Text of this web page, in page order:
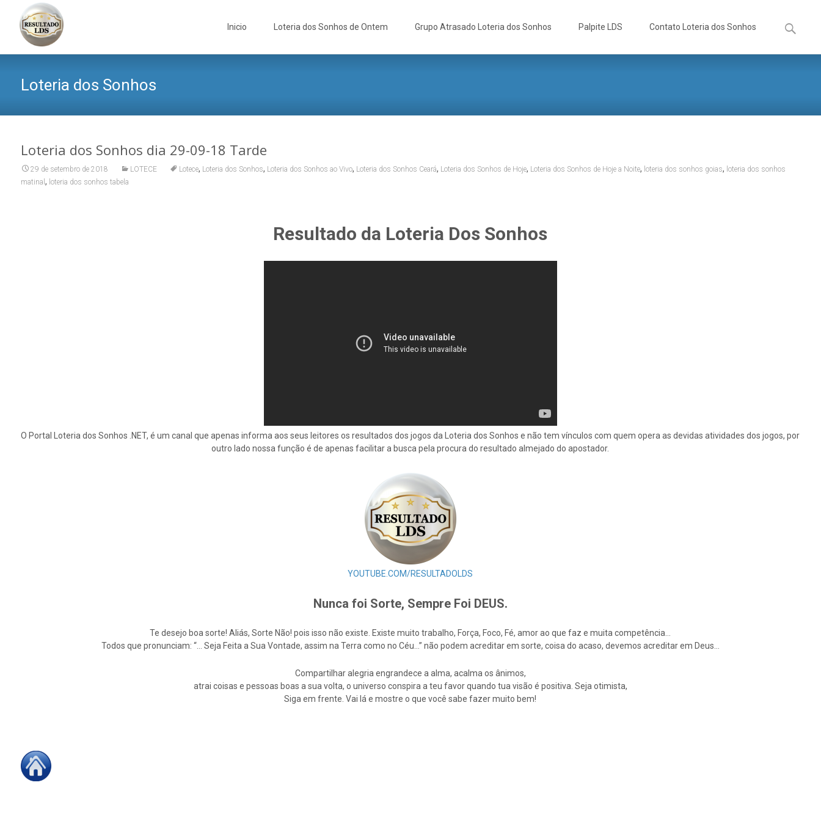
Inicio Loteria dos Sonhos de Ontem Grupo Atrasado Loteria dos Sonhos Palpite LDS Contato Loteria dos Sonhos
por:
Loteria dos Sonhos
Loteria dos Sonhos dia 29-09-18 Tarde
29 de setembro de 2018 LOTECE Lotece, Loteria dos Sonhos, Loteria dos Sonhos ao Vivo, Loteria dos Sonhos Ceará, Loteria dos Sonhos de Hoje, Loteria dos Sonhos de Hoje a Noite, loteria dos sonhos goias, loteria dos sonhos
matinal , loteria dos sonhos tabela
Resultado da Loteria Dos Sonhos
O Portal Loteria dos Sonhos .NET, é um canal que apenas informa aos seus leitores os resultados dos jogos da Loteria dos Sonhos e não tem vínculos com quem opera as devidas atividades dos jogos, por
outro lado nossa função é de apenas facilitar a busca pela procura do resultado almejado do apostador.
YOUTUBE.COM/RESULTADOLDS
Nunca foi Sorte, Sempre Foi DEUS.
Te desejo boa sorte! Aliás, Sorte Não! pois isso não existe. Existe muito trabalho, Força, Foco, Fé, amor ao que faz e muita competência…
Todos que pronunciam: “… Seja Feita a Sua Vontade, assim na Terra como no Céu…” não podem acreditar em sorte, coisa do acaso, devemos acreditar em Deus…
Compartilhar alegria engrandece a alma, acalma os ânimos,
atrai coisas e pessoas boas a sua volta, o universo conspira a teu favor quando tua visão é positiva. Seja otimista,
Siga em frente. Vai lá e mostre o que você sabe fazer muito bem!